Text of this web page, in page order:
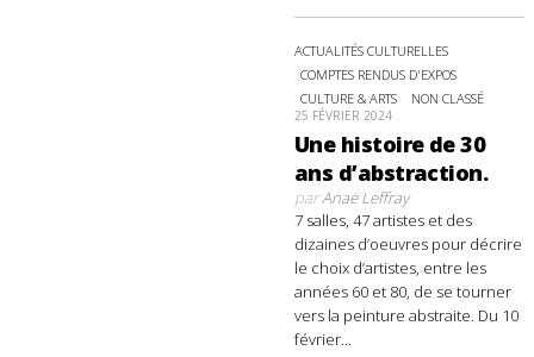
ACTUALITÉS CULTURELLES
COMPTES RENDUS D'EXPOS
CULTURE & ARTS
NON CLASSÉ
25 FÉVRIER 2024
Une histoire de 30
ans d’abstraction.
parAnaë Leffray
7 salles, 47 artistes et des
dizaines d’oeuvres pour décrire
le choix d’artistes, entre les
années 60 et 80, de se tourner
vers la peinture abstraite. Du 10
février...